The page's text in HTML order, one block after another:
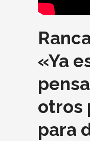
«Ya
otros
para